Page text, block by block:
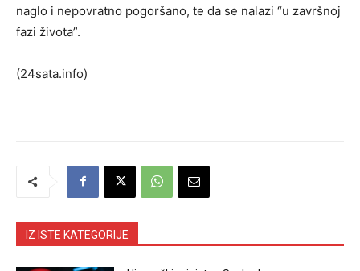
naglo i nepovratno pogoršano, te da se nalazi “u završnoj
fazi života”.
(24sata.info)
IZ ISTE KATEGORIJE